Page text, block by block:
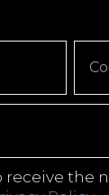
receive the